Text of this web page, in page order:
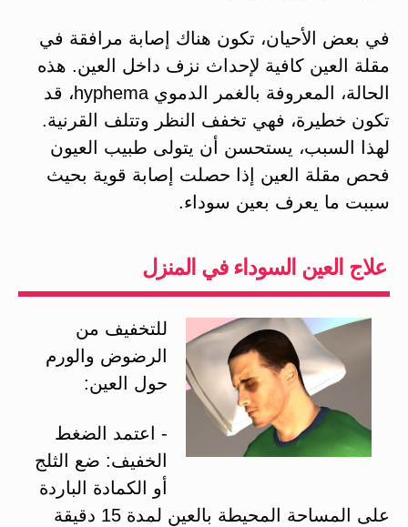
‏في بعض الأحيان، تكون هناك إصابة مرافقة في
مقلة العين كافية لإحداث نزف داخل العين. هذه
الحالة، المعروفة بالغمر الدموي hyphema، قد
تكون خطيرة، فهي تخفف النظر وتتلف القرنية.
لهذا السبب، يستحسن أن يتولى طبيب العيون
فحص مقلة العين إذا حصلت إصابة قوية بحيث
سببت ما يعرف بعين سوداء.
علاج العين السوداء في المنزل
للتخفيف من
الرضوض والورم
حول العين:
‏- اعتمد الضغط
الخفيف: ضع الثلج
أو الكمادة الباردة
على المساحة المحيطة بالعين لمدة 15 ‏دقيقة